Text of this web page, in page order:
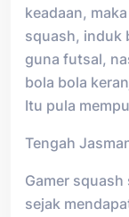
keadaan,
squash, induk
guna futsal,
bola bola
Itu pula
Tengah
Gamer
sejak